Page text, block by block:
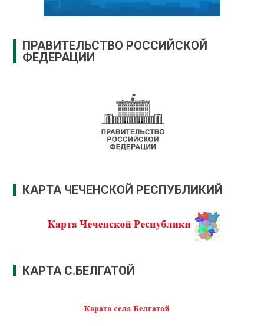
ПРАВИТЕЛЬСТВО РОССИЙСКОЙ
ФЕДЕРАЦИИ
КАРТА ЧЕЧЕНСКОЙ РЕСПУБЛИКИЙ
КАРТА С.БЕЛГАТОЙ